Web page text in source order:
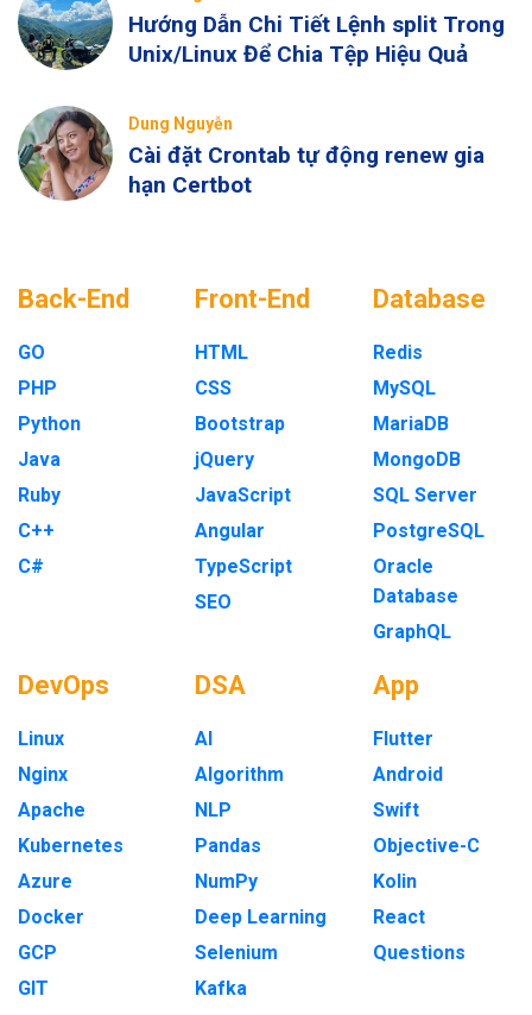
Hướng Dẫn Chi Tiết Lệnh split Trong
Unix/Linux Để Chia Tệp Hiệu Quả
Dung Nguyễn
Cài đặt Crontab tự động renew gia
hạn Certbot
Back-End
GO
PHP
Python
Java
Ruby
C++
C#
Front-End
HTML
CSS
Bootstrap
jQuery
JavaScript
Angular
TypeScript
SEO
Database
Redis
MySQL
MariaDB
MongoDB
SQL Server
PostgreSQL
Oracle
Database
GraphQL
DevOps
Linux
Nginx
Apache
Kubernetes
Azure
Docker
GCP
GIT
DSA
AI
Algorithm
NLP
Pandas
NumPy
Deep Learning
Selenium
Kafka
App
Flutter
Android
Swift
Objective-C
Kolin
React
Questions